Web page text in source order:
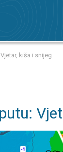
kiša i snijeg